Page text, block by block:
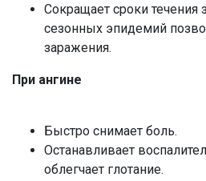
Сокращает сроки течения
сезонных эпидемий
заражения.
При ангине
Быстро снимает боль.
Останавливает
облегчает глотание.